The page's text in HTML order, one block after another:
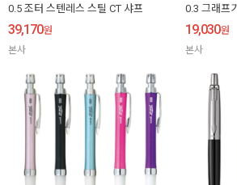
0.5 조터 스텐레스 스틸 CT 샤프
39,170원
본사
0.3 그래프
19,030원
본사